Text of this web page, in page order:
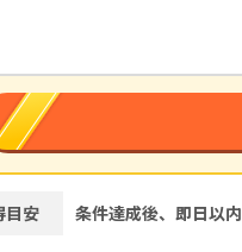
目安 条件達成後、即日以内